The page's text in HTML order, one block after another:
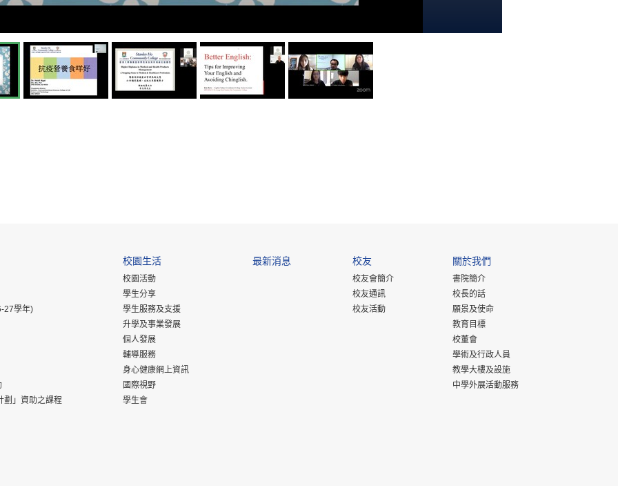
27學年)
劃」資助之課程
校園生活
校園活動
學生分享
學生服務及支援
升學及事業發展
個人發展
輔導服務
身心健康網上資訊
國際視野
學生會
最新消息 校友
校友會簡介
校友通訊
校友活動
關於我們
書院簡介
校長的話
願景及使命
教育目標
校董會
學術及行政人員
教學大樓及設施
中學外展活動服務